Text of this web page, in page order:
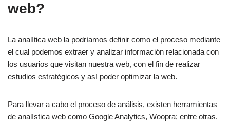
web?
La analítica web la podríamos definir como el proceso mediante
el cual podemos extraer y analizar información relacionada con
los usuarios que visitan nuestra web, con el fin de realizar
estudios estratégicos y así poder optimizar la web.
Para llevar a cabo el proceso de análisis, existen herramientas
de analística web como Google Analytics, Woopra; entre otras.